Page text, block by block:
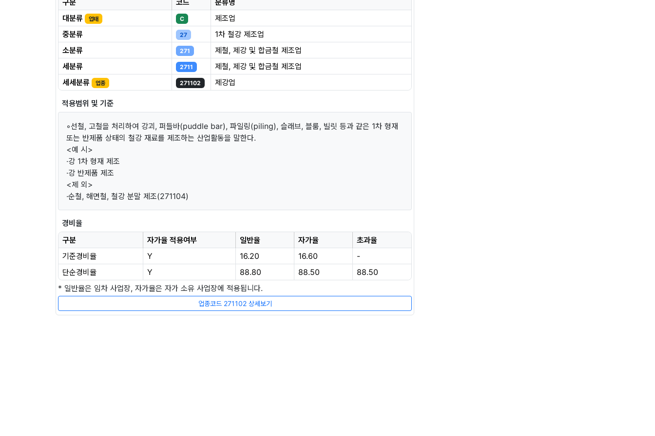
대분류
업태 C
제조업
중분류
27
1차 철강 제조업
소분류
271
제철, 제강 및 합금철 제조업
세분류
2711
제철, 제강 및 합금철 제조업
세세분류
업종 271102 제강업
적용범위 및 기준
◦선철, 고철을 처리하여 강괴, 퍼들바(puddle bar), 파일링(piling), 슬래브, 블룸, 빌릿 등과 같은 1차 형재
또는 반제품 상태의 철강 재료를 제조하는 산업활동을 말한다.
<예 시>
·강 1차 형재 제조
·강 반제품 제조
<제 외>
·순철, 해면철, 철강 분말 제조(271104)
경비율
구분
자가율 적용여부 일반율 자가율
초과율
기준경비율
Y 16.20 16.60
-
단순경비율
Y 88.80 88.50
88.50
* 일반율은 임차 사업장, 자가율은 자가 소유 사업장에 적용됩니다.
업종코드 271102 상세보기